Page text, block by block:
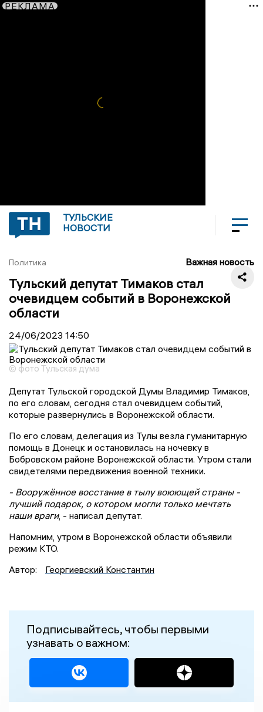
РЕКЛАМА
ТУЛЬСКИЕ
НОВОСТИ
Политика Важная новость
Тульский депутат Тимаков стал
очевидцем событий в Воронежской
области
24/06/2023 14:50
© фото Тульская дума
Депутат Тульской городской Думы Владимир Тимаков,
по его словам, сегодня стал очевидцем событий,
которые развернулись в Воронежской области.
По его словам, делегация из Тулы везла гуманитарную
помощь в Донецк и остановилась на ночевку в
Бобровском районе Воронежской области. Утром стали
свидетелями передвижения военной техники.
- Вооружённое восстание в тылу воюющей страны -
лучший подарок, о котором могли только мечтать
наши враги, - написал депутат.
Напомним, утром в Воронежской области объявили
режим КТО.
Автор:
Георгиевский Константин
Подписывайтесь, чтобы первыми
узнавать о важном: